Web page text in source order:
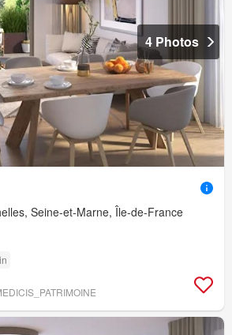
4 Photos
Seine-et-Marne, Île-de-France